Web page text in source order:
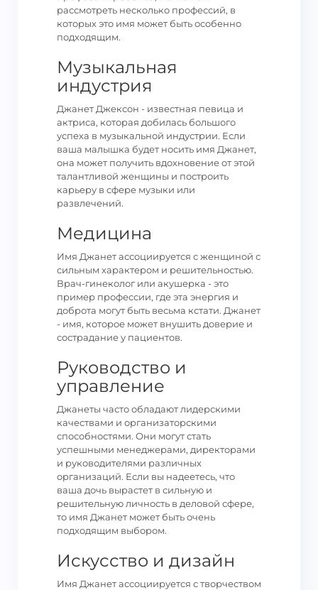
рассмотреть несколько профессий, в
которых это имя может быть особенно
подходящим.
Музыкальная
индустрия
Джанет Джексон - известная певица и
актриса, которая добилась большого
успеха в музыкальной индустрии. Если
ваша малышка будет носить имя Джанет,
она может получить вдохновение от этой
талантливой женщины и построить
карьеру в сфере музыки или
развлечений.
Медицина
Имя Джанет ассоциируется с женщиной с
сильным характером и решительностью.
Врач-гинеколог или акушерка - это
пример профессии, где эта энергия и
доброта могут быть весьма кстати. Джанет
- имя, которое может внушить доверие и
сострадание у пациентов.
Руководство и
управление
Джанеты часто обладают лидерскими
качествами и организаторскими
способностями. Они могут стать
успешными менеджерами, директорами
и руководителями различных
организаций. Если вы надеетесь, что
ваша дочь вырастет в сильную и
решительную личность в деловой сфере,
то имя Джанет может быть очень
подходящим выбором.
Искусство и дизайн
Имя Джанет ассоциируется с творчеством